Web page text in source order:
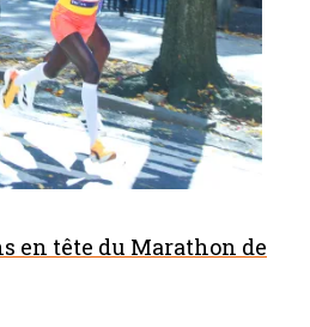
en tête du Marathon de